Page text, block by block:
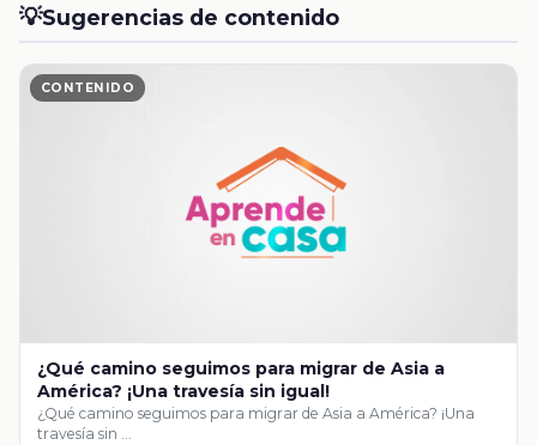
💡Sugerencias de contenido
CONTENIDO
¿Qué camino seguimos para migrar de Asia a
América? ¡Una travesía sin igual!
¿Qué camino seguimos para migrar de Asia a América? ¡Una
travesía sin …